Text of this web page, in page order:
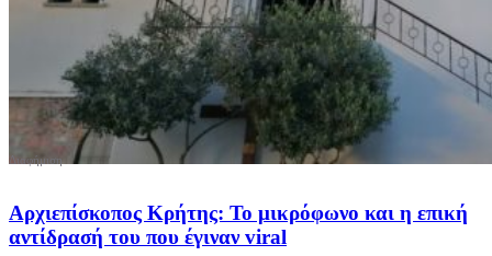
Αρχιεπίσκοπος Κρήτης: Το μικρόφωνο και η επική
αντίδρασή του που έγιναν viral